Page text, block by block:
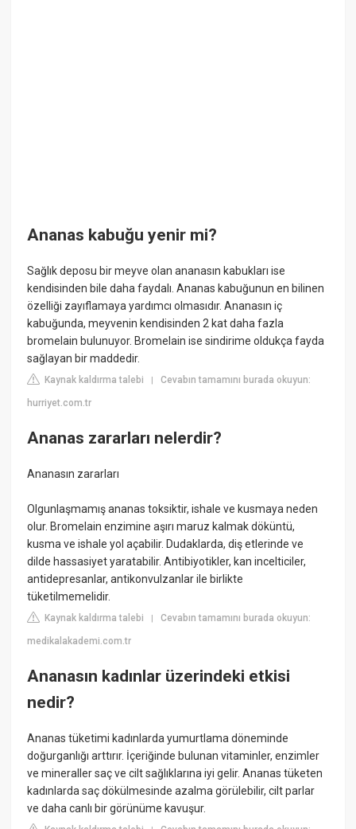
Ananas kabuğu yenir mi?
Sağlık deposu bir meyve olan ananasın kabukları ise
kendisinden bile daha faydalı. Ananas kabuğunun en bilinen
özelliği zayıflamaya yardımcı olmasıdır. Ananasın iç
kabuğunda, meyvenin kendisinden 2 kat daha fazla
bromelain bulunuyor. Bromelain ise sindirime oldukça fayda
sağlayan bir maddedir.
Kaynak kaldırma talebi |Cevabın tamamını burada okuyun:
hurriyet.com.tr
Ananas zararları nelerdir?
Ananasın zararları
Olgunlaşmamış ananas toksiktir, ishale ve kusmaya neden
olur. Bromelain enzimine aşırı maruz kalmak döküntü,
kusma ve ishale yol açabilir. Dudaklarda, diş etlerinde ve
dilde hassasiyet yaratabilir. Antibiyotikler, kan incelticiler,
antidepresanlar, antikonvulzanlar ile birlikte
tüketilmemelidir.
Kaynak kaldırma talebi |Cevabın tamamını burada okuyun:
medikalakademi.com.tr
Ananasın kadınlar üzerindeki etkisi
nedir?
Ananas tüketimi kadınlarda yumurtlama döneminde
doğurganlığı arttırır. İçeriğinde bulunan vitaminler, enzimler
ve mineraller saç ve cilt sağlıklarına iyi gelir. Ananas tüketen
kadınlarda saç dökülmesinde azalma görülebilir, cilt parlar
ve daha canlı bir görünüme kavuşur.